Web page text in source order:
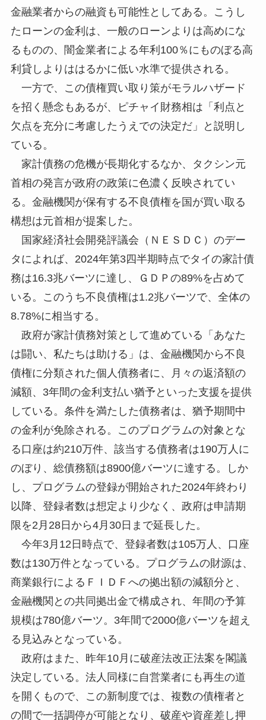
金融業者からの融資も可能性としてある。こうし
たローンの金利は、一般のローンよりは高めにな
るものの、闇金業者による年利100％にものぼる高
利貸しよりははるかに低い水準で提供される。
一方で、この債権買い取り策がモラルハザード
を招く懸念もあるが、ピチャイ財務相は「利点と
欠点を充分に考慮したうえでの決定だ」と説明し
ている。
家計債務の危機が長期化するなか、タクシン元
首相の発言が政府の政策に色濃く反映されてい
る。金融機関が保有する不良債権を国が買い取る
構想は元首相が提案した。
国家経済社会開発評議会（ＮＥＳＤＣ）のデー
タによれば、2024年第3四半期時点でタイの家計債
務は16.3兆バーツに達し、ＧＤＰの89%を占めて
いる。このうち不良債権は1.2兆バーツで、全体の
8.78%に相当する。
政府が家計債務対策として進めている「あなた
は闘い、私たちは助ける」は、金融機関から不良
債権に分類された個人債務者に、月々の返済額の
減額、3年間の金利支払い猶予といった支援を提供
している。条件を満たした債務者は、猶予期間中
の金利が免除される。このプログラムの対象とな
る口座は約210万件、該当する債務者は190万人に
のぼり、総債務額は8900億バーツに達する。しか
し、プログラムの登録が開始された2024年終わり
以降、登録者数は想定より少なく、政府は申請期
限を2月28日から4月30日まで延長した。
今年3月12日時点で、登録者数は105万人、口座
数は130万件となっている。プログラムの財源は、
商業銀行によるＦＩＤＦへの拠出額の減額分と、
金融機関との共同拠出金で構成され、年間の予算
規模は780億バーツ。3年間で2000億バーツを超え
る見込みとなっている。
政府はまた、昨年10月に破産法改正法案を閣議
決定している。法人同様に自営業者にも再生の道
を開くもので、この新制度では、複数の債権者と
の間で一括調停が可能となり、破産や資産差し押